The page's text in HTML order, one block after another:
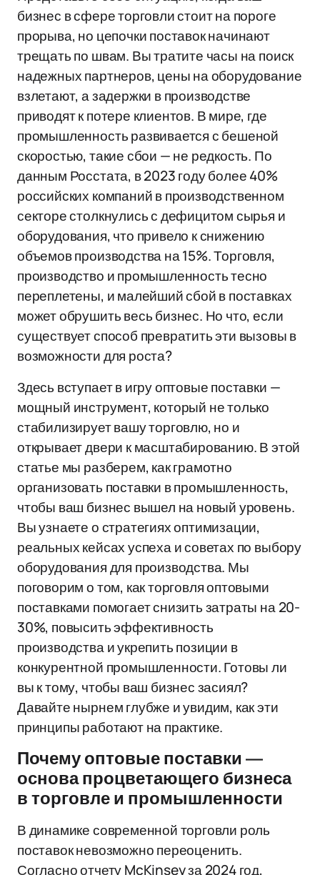
бизнес в сфере торговли стоит на пороге
прорыва, но цепочки поставок начинают
трещать по швам. Вы тратите часы на поиск
надежных партнеров, цены на оборудование
взлетают, а задержки в производстве
приводят к потере клиентов. В мире, где
промышленность развивается с бешеной
скоростью, такие сбои — не редкость. По
данным Росстата, в 2023 году более 40%
российских компаний в производственном
секторе столкнулись с дефицитом сырья и
оборудования, что привело к снижению
объемов производства на 15%. Торговля,
производство и промышленность тесно
переплетены, и малейший сбой в поставках
может обрушить весь бизнес. Но что, если
существует способ превратить эти вызовы в
возможности для роста?
Здесь вступает в игру оптовые поставки —
мощный инструмент, который не только
стабилизирует вашу торговлю, но и
открывает двери к масштабированию. В этой
статье мы разберем, как грамотно
организовать поставки в промышленность,
чтобы ваш бизнес вышел на новый уровень.
Вы узнаете о стратегиях оптимизации,
реальных кейсах успеха и советах по выбору
оборудования для производства. Мы
поговорим о том, как торговля оптовыми
поставками помогает снизить затраты на 20-
30%, повысить эффективность
производства и укрепить позиции в
конкурентной промышленности. Готовы ли
вы к тому, чтобы ваш бизнес засиял?
Давайте нырнем глубже и увидим, как эти
принципы работают на практике.
Почему оптовые поставки —
основа процветающего бизнеса
в торговле и промышленности
В динамике современной торговли роль
поставок невозможно переоценить.
Согласно отчету McKinsey за 2024 год,